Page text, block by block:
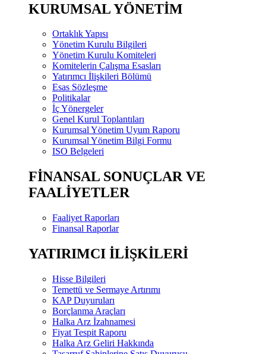
KURUMSAL YÖNETİM
Ortaklık Yapısı
Yönetim Kurulu Bilgileri
Yönetim Kurulu Komiteleri
Komitelerin Çalışma Esasları
Yatırımcı İlişkileri Bölümü
Esas Sözleşme
Politikalar
İç Yönergeler
Genel Kurul Toplantıları
Kurumsal Yönetim Uyum Raporu
Kurumsal Yönetim Bilgi Formu
ISO Belgeleri
FİNANSAL SONUÇLAR VE
FAALİYETLER
Faaliyet Raporları
Finansal Raporlar
YATIRIMCI İLİŞKİLERİ
Hisse Bilgileri
Temettü ve Sermaye Artırımı
KAP Duyuruları
Borçlanma Araçları
Halka Arz İzahnamesi
Fiyat Tespit Raporu
Halka Arz Geliri Hakkında